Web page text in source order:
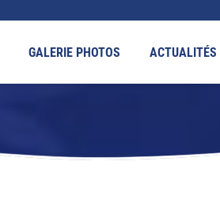
GALERIE PHOTOS ACTUALITÉS